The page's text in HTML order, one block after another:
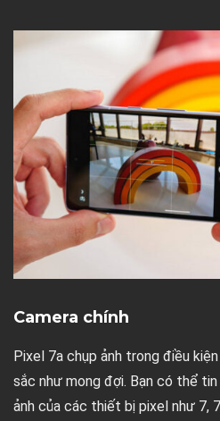
Camera chính
Pixel 7a chụp ảnh trong điều
sắc như mong đợi. Bạn có thể
ảnh của các thiết bị pixel như 7,